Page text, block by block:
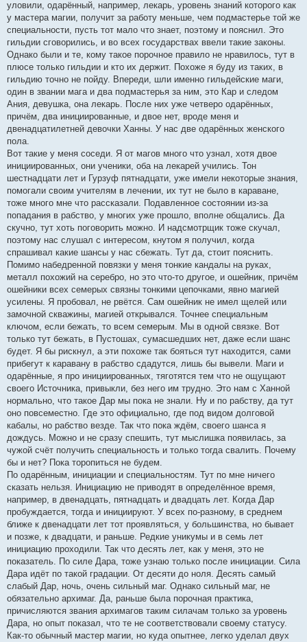
уловили, одарённый, например, лекарь, уровень знаний которого как
у мастера магии, получит за работу меньше, чем подмастерье той же
специальности, пусть тот мало что знает, поэтому и пояснил. Это
гильдии сговорились, и во всех государствах ввели такие законы.
Однако были и те, кому такое порочное правило не нравилось, тут в
плюсе только гильдии и кто их держит. Похоже я буду из таких, в
гильдию точно не пойду. Впереди, шли именно гильдейские маги,
один в звании мага и два подмастерья за ним, это Кар и следом
Ания, девушка, она лекарь. После них уже четверо одарённых,
причём, два инициированные, и двое нет, вроде меня и
двенадцатилетней девочки Ханны. У нас две одарённых женского
пола.
Вот такие у меня соседи. Я от магов много что узнал, хотя двое
инициированных, они ученики, оба на лекарей учились. Тон
шестнадцати лет и Гурзуф пятнадцати, уже имели некоторые знания,
помогали своим учителям в лечении, их тут не было в караване,
тоже много мне что рассказали. Подавленное состоянии из-за
попадания в рабство, у многих уже прошло, вполне общались. Да
скучно, тут хоть поговорить можно. И надсмотрщик тоже скучал,
поэтому нас слушал с интересом, кнутом я получил, когда
спрашивал какие шансы у нас сбежать. Тут да, стоит пояснить.
Помимо набедренной повязки у меня тонкие кандалы на руках,
металл похожий на серебро, но это что-то другое, и ошейник, причём
ошейники всех семерых связны тонкими цепочками, явно магией
усилены. Я пробовал, не рвётся. Сам ошейник не имел щелей или
замочной скважины, магией открывался. Точнее специальным
ключом, если бежать, то всем семерым. Мы в одной связке. Вот
только тут бежать, в Пустошах, сумасшедших нет, даже если шанс
будет. Я бы рискнул, а эти похоже так бояться тут находится, сами
прибегут к каравану в рабство сдадутся, лишь бы вывели. Маги и
одарённые, я про инициированных, тяготятся тем что не ощущают
своего Источника, привыкли, без него им трудно. Это нам с Ханной
нормально, что такое Дар мы пока не знали. Ну и по рабству, да тут
оно повсеместно. Где это официально, где под видом долговой
кабалы, но рабство везде. Так что пока ждём, своего шанса я
дождусь. Можно и не сразу спешить, тут мыслишка появилась, за
чужой счёт получить специальность и только тогда свалить. Почему
бы и нет? Пока торопиться не будем.
По одарённым, инициации и специальностям. Тут по мне ничего
сказать нельзя. Инициацию не приводят в определённое время,
например, в двенадцать, пятнадцать и двадцать лет. Когда Дар
пробуждается, тогда и инициируют. У всех по-разному, в среднем
ближе к двенадцати лет тот проявляться, у большинства, но бывает
и позже, к двадцати, и раньше. Редкие уникумы и в семь лет
инициацию проходили. Так что десять лет, как у меня, это не
показатель. По силе Дара, тоже узнаю только после инициации. Сила
Дара идёт по такой градации. От десяти до ноля. Десять самый
слабый Дар, ночь, очень сильный маг. Однако сильный маг, не
обязательно архимаг. Да, раньше была порочная практика,
причисляются звания архимагов таким силачам только за уровень
Дара, но опыт показал, что те не соответствовали своему статусу.
Как-то обычный мастер магии, но куда опытнее, легко уделал двух